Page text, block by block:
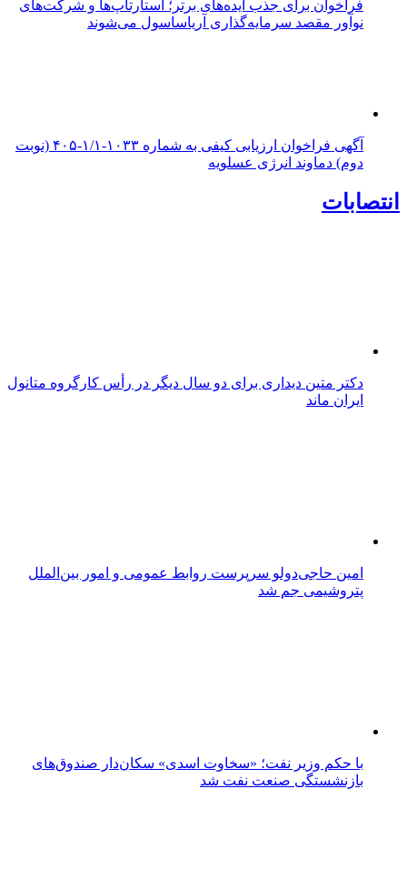
فراخوان برای جذب ایده‌های برتر؛ استارتاپ‌ها و شرکت‌های
نوآور مقصد سرما‌یه‌گذاری آریاساسول می‌شوند
آگهی فراخوان ارزیابی کیفی به شماره ۱۰۳۳-۱/۱-۴۰۵ (نوبت
دوم) دماوند انرژی عسلویه
انتصابات
دکتر متین دیداری برای دو سال دیگر در رأس کارگروه متانول
ایران ماند
امین حاجی‌دولو سرپرست روابط عمومی و امور بین‌الملل
پتروشیمی جم شد
با حکم وزیر نفت؛ «سخاوت اسدی» سکان‌دار صندوق‌های
بازنشستگی صنعت نفت شد